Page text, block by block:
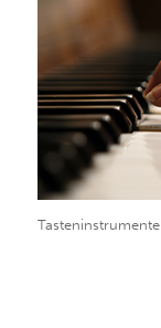
Tasteninstrumente